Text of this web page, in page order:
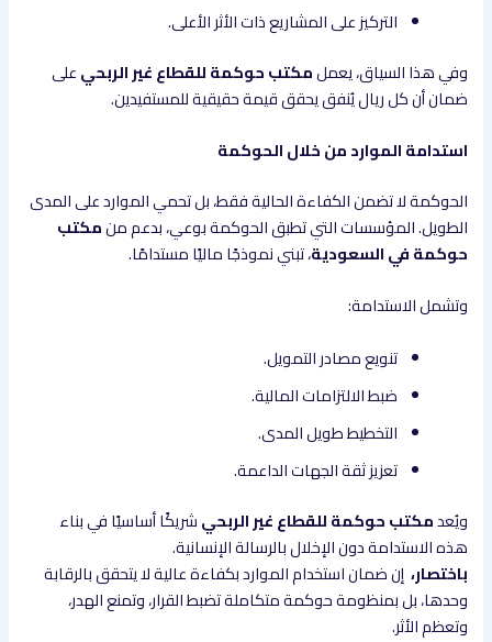
التركيز على المشاريع ذات الأثر الأعلى.
وفي هذا السياق، يعملمكتب حوكمة للقطاع غير الربحيعلى
ضمان أن كل ريال يُنفق يحقق قيمة حقيقية للمستفيدين.
استدامة الموارد من خلال الحوكمة
الحوكمة لا تضمن الكفاءة الحالية فقط، بل تحمي الموارد على المدى
الطويل. المؤسسات التي تطبق الحوكمة بوعي، بدعم منمكتب
حوكمة في السعودية، تبني نموذجًا ماليًا مستدامًا.
وتشمل الاستدامة:
تنويع مصادر التمويل.
ضبط الالتزامات المالية.
التخطيط طويل المدى.
تعزيز ثقة الجهات الداعمة.
ويُعدمكتب حوكمة للقطاع غير الربحيشريكًا أساسيًا في بناء
هذه الاستدامة دون الإخلال بالرسالة الإنسانية.
باختصار، إن ضمان استخدام الموارد بكفاءة عالية لا يتحقق بالرقابة
وحدها، بل بمنظومة حوكمة متكاملة تضبط القرار، وتمنع الهدر،
وتعظم الأثر.